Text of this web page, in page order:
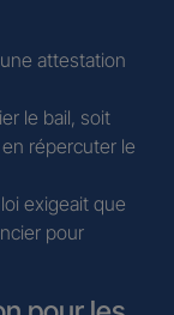
attestation
le bail, soit
répercuter le
exigeait que
pour